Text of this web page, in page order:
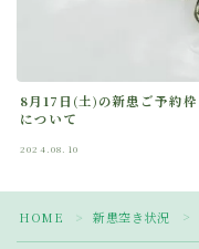
8月17日(土)の新患ご予約
について
2024.08.10
HOME ＞ 新患空き状況 ＞